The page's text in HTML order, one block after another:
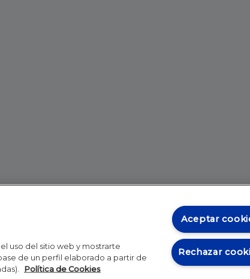
uso del sitio web y mostrarte
de un perfil elaborado a partir de
Política de Cookies
Aceptar
Rechazar